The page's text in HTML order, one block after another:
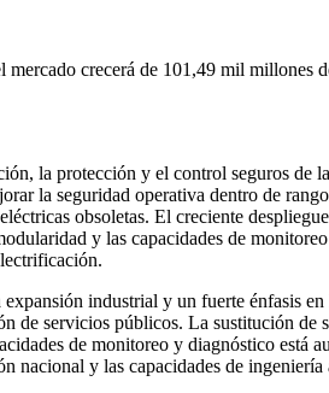
crecerá de 101,49 mil millones
la protección y el control seguros de
la seguridad operativa dentro de
obsoletas. El creciente
y las capacidades de
industrial y un fuerte énfasis en
de servicios públicos. La sustitución de
de monitoreo y diagnóstico está
y las capacidades de